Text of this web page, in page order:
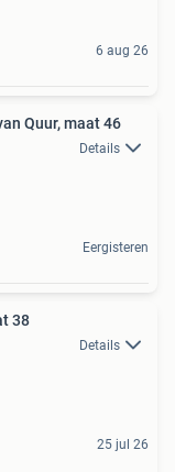
6 aug 26
Quur, maat 46
Details
Eergisteren
38
Details
25 jul 26